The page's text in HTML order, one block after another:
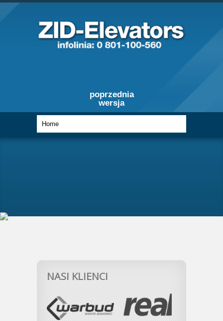
poprzednia
wersja
NASI KLIENCI